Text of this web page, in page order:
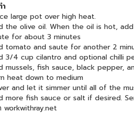
large pot over high heat.
the olive oil. When the oil is hot,
for about 3 minutes
tomato and saute for another 2
3/4 cup cilantro and optional chilli
mussels, fish sauce, black pepper,
heat down to medium
and let it simmer until all of the
more fish sauce or salt if desired.
workwithray.net